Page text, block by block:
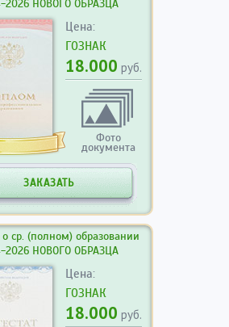
2026 НОВОГО ОБРАЗЦА
Цена:
ГОЗНАК
18.000 руб.
Фото
документа
ЗАКАЗАТЬ
о ср. (полном) образовании
2026 НОВОГО ОБРАЗЦА
Цена:
ГОЗНАК
18.000 руб.